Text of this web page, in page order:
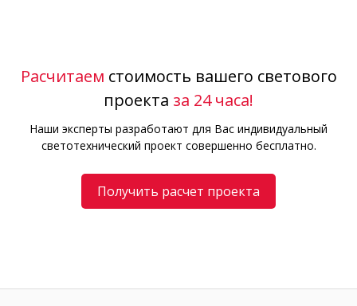
Расчитаем стоимость вашего светового
проекта за 24 часа!
Наши эксперты разработают для Вас индивидуальный
светотехнический проект совершенно бесплатно.
Получить расчет проекта